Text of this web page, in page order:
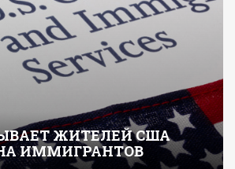
ЖИТЕЛЕЙ США
ИММИГРАНТОВ